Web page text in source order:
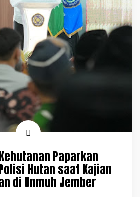
Paparkan
Hutan saat Kajian
di Unmuh Jember